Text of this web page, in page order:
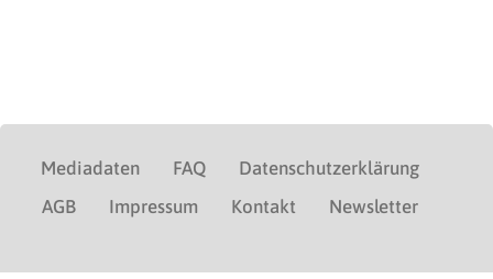
Mediadaten FAQ
Datenschutzerklärung
AGB
Impressum Kontakt Newsletter